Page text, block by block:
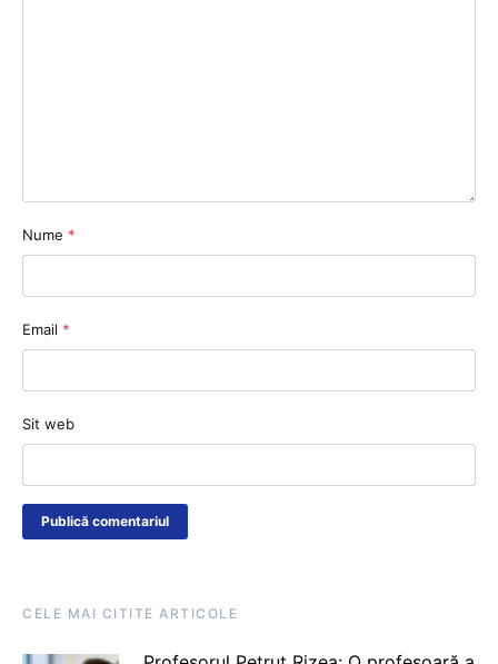
Nume *
Email *
Sit web
CELE MAI CITITE ARTICOLE